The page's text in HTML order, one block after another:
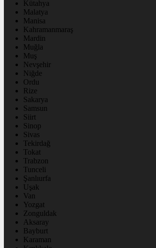
Kütahya
Malatya
Manisa
Kahramanmaraş
Mardin
Muğla
Muş
Nevşehir
Niğde
Ordu
Rize
Sakarya
Samsun
Siirt
Sinop
Sivas
Tekirdağ
Tokat
Trabzon
Tunceli
Şanlıurfa
Uşak
Van
Yozgat
Zonguldak
Aksaray
Bayburt
Karaman